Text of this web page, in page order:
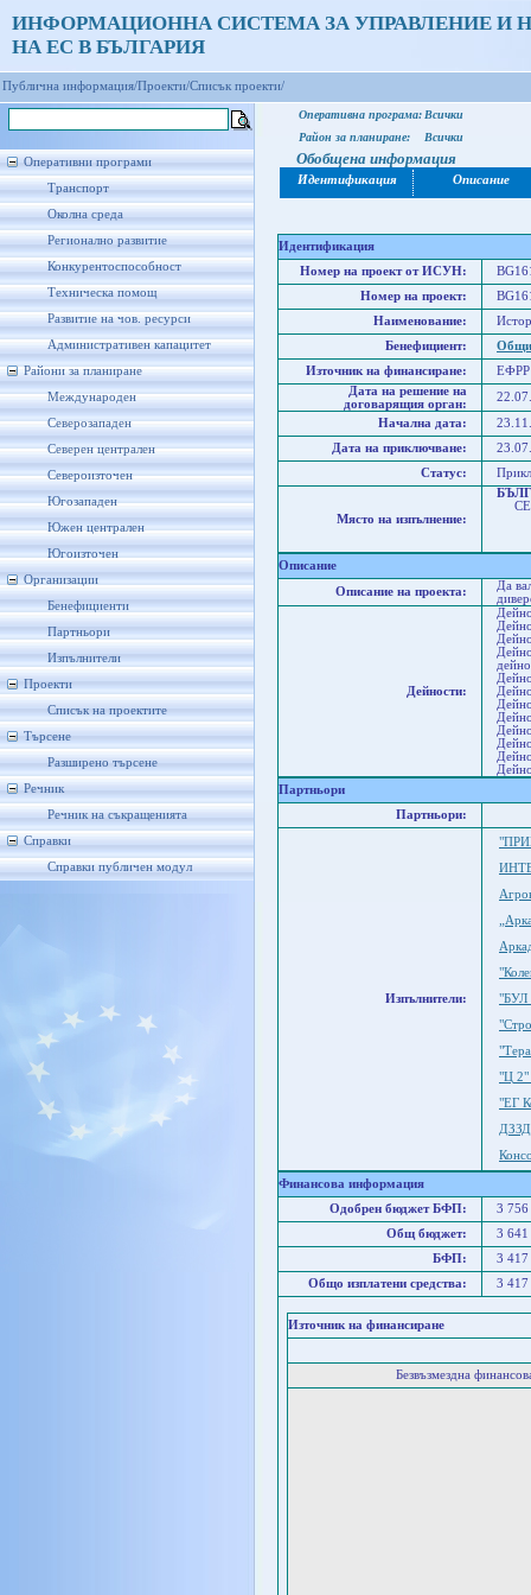
ИНФОРМАЦИОННА СИСТЕМА ЗА УПРАВЛЕНИЕ И
НА ЕС В БЪЛГАРИЯ
Публична информация/Проекти/Списък проекти/
Оперативни програми
Транспорт
Околна среда
Регионално развитие
Конкурентоспособност
Техническа помощ
Развитие на чов. ресурси
Административен капацитет
Райони за планиране
Международен
Северозападен
Северен централен
Североизточен
Югозападен
Южен централен
Югоизточен
Организации
Бенефициенти
Партньори
Изпълнители
Проекти
Списък на проектите
Търсене
Разширено търсене
Речник
Речник на съкращенията
Справки
Справки публичен модул
Оперативна програма: Всички
Район за планиране:
Всички
Обобщена информация
Идентификация Описание
Идентификация
Номер на проект от ИСУН:
Номер на проект:
Наименование:
Бенефициент:
Източник на финансиране:
Дата на решение на
договарящия орган:
Начална дата:
Дата на приключване:
Статус:
Място на изпълнение:
Описание
Описание на проекта:
Да
Дейности:
Партньори
Партньори:
Изпълнители:
"Ц 2"
"ЕГ
Финансова информация
Одобрен бюджет БФП:
3 756
Общ бюджет:
3 641
БФП:
3 417
Общо изплатени средства:
3 417
Източник на финансиране
Безвъзмездна